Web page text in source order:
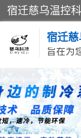
宿迁慈
旨在为
冷水机
导热油加热器